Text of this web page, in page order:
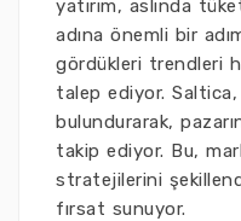
yatırım, aslında
adına önemli bir
gördükleri trendleri
talep ediyor.
bulundurarak,
takip ediyor. Bu,
stratejilerini
fırsat sunuyor.